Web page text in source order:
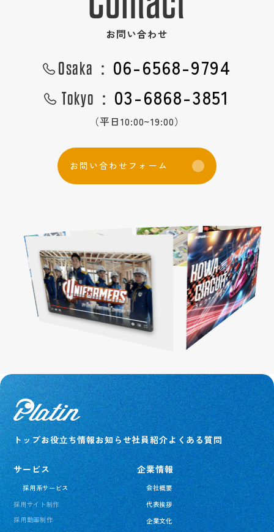
お問い合わせ
Osaka： 06-6568-9794
Tokyo： 03-6868-3851
（平日10:00~19:00）
お 問 い合わせ フ ォ ー ム
トップお役立ち情報お知らせ社員紹介よくある質問
サービス
採用系サービス
採用サイト制作
採用動画制作
企業情報
会社概要
代表挨拶
企業文化